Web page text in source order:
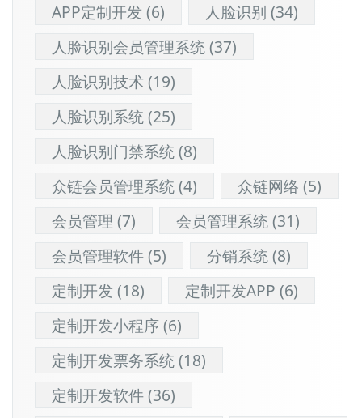
APP定制开发 (6) 人脸识别 (34)
人脸识别会员管理系统(37)
人脸识别技术(19)
人脸识别系统(25)
人脸识别门禁系统(8)
众链会员管理系统(4) 众链网络 (5)
会员管理 (7) 会员管理系统(31)
会员管理软件(5) 分销系统(8)
定制开发 (18) 定制开发APP (6)
定制开发小程序(6)
定制开发票务系统(18)
定制开发软件(36)